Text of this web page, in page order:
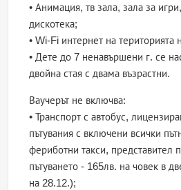
• Анимация, тв зала, зала за
дискотека;
• Wi-Fi интернет на територията
• Дете до 7 ненавършени г. се
двойна стая с двама възрастни.
Ваучерът не включва:
• Транспорт с автобус,
пътувания с включени всички
фериботни такси, представител
пътуването - 165лв. на човек в
на 28.12.);